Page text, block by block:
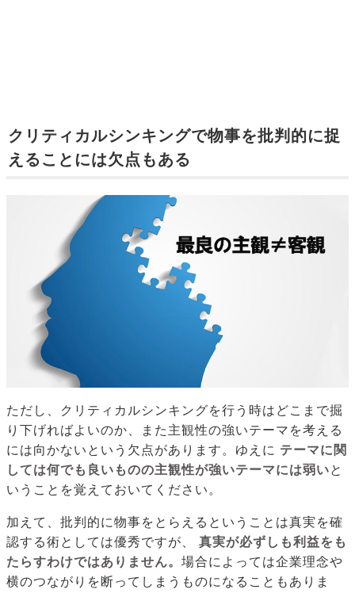
クリティカルシンキングで物事を批判的に捉
えることには欠点もある
ただし、クリティカルシンキングを行う時はどこまで掘
り下げればよいのか、また主観性の強いテーマを考える
には向かないという欠点があります。ゆえに テーマに関
しては何でも良いものの主観性が強いテーマには弱いと
いうことを覚えておいてください。
加えて、批判的に物事をとらえるということは真実を確
認する術としては優秀ですが、
真実が必ずしも利益をも
たらすわけではありません。 場合によっては企業理念や
横のつながりを断ってしまうものになることもありま